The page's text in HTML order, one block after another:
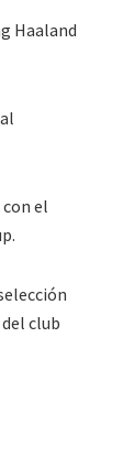
Haaland
el
club